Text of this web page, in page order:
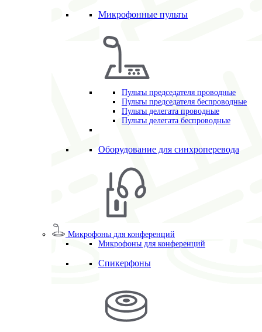
Микрофонные пульты
Пульты председателя проводные
Пульты председателя беспроводные
Пульты делегата проводные
Пульты делегата беспроводные
Оборудование для синхроперевода
Микрофоны для конференций
Микрофоны для конференций
Спикерфоны